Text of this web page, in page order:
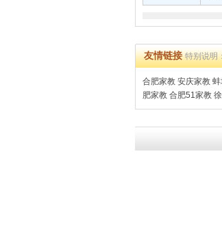
友情链接特别说明
合肥家教 安庆家教
肥家教 合肥51家教